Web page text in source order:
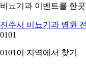
비뇨기과 이벤트를 한
진주시 비뇨기과 병원
0101
0101 이 지역에서 찾기